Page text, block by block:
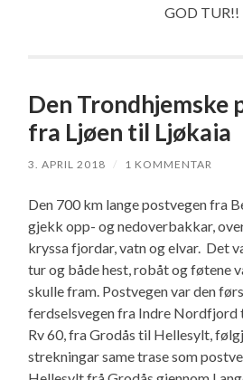
GOD TUR!!
Den Trondhjemske
fra Ljøen til Ljøkaia
3. APRIL 2018 / 1 KOMMENTAR
Den 700 km lange postvegen fra
gjekk opp- og nedoverbakkar,
kryssa fjordar, vatn og elvar. Det
tur og både hest, robåt og føtene
skulle fram. Postvegen var den
ferdselsvegen fra Indre Nordfjord
Rv 60, fra Grodås til Hellesylt,
strekningar same trase som